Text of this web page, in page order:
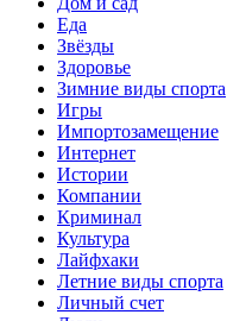
Еда
Звёзды
Здоровье
Зимние виды спорта
Игры
Импортозамещение
Интернет
Истории
Компании
Криминал
Культура
Лайфхаки
Летние виды спорта
Личный счет